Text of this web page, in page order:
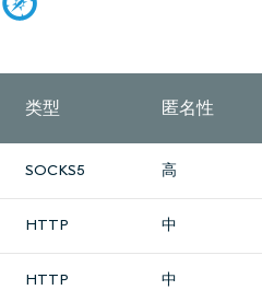
类型 匿名性
SOCKS5 高
HTTP 中
HTTP 中